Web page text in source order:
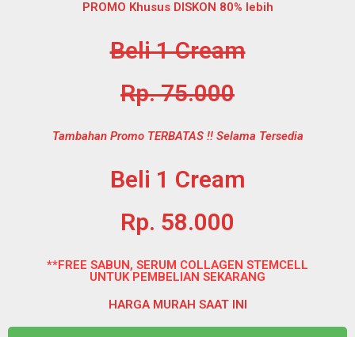
PROMO Khusus DISKON 80% lebih
Beli 1 Cream
Rp. 75.000
Tambahan Promo TERBATAS !! Selama Tersedia
Beli 1 Cream
Rp. 58.000
**FREE SABUN, SERUM COLLAGEN STEMCELL
UNTUK PEMBELIAN SEKARANG
HARGA MURAH SAAT INI